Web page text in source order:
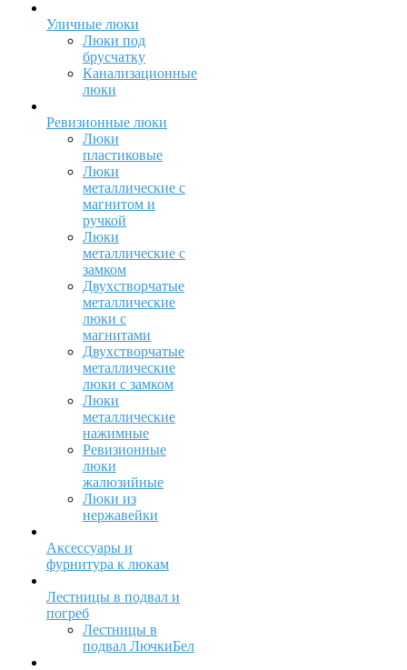
Уличные люки
Люки под
брусчатку
Канализационные
люки
Ревизионные люки
Люки
пластиковые
Люки
металлические с
магнитом и
ручкой
Люки
металлические с
замком
Двухстворчатые
металлические
люки с
магнитами
Двухстворчатые
металлические
люки с замком
Люки
металлические
нажимные
Ревизионные
люки
жалюзийные
Люки из
нержавейки
Аксессуары и
фурнитура к люкам
Лестницы в подвал и
погреб
Лестницы в
подвал ЛючкиБел